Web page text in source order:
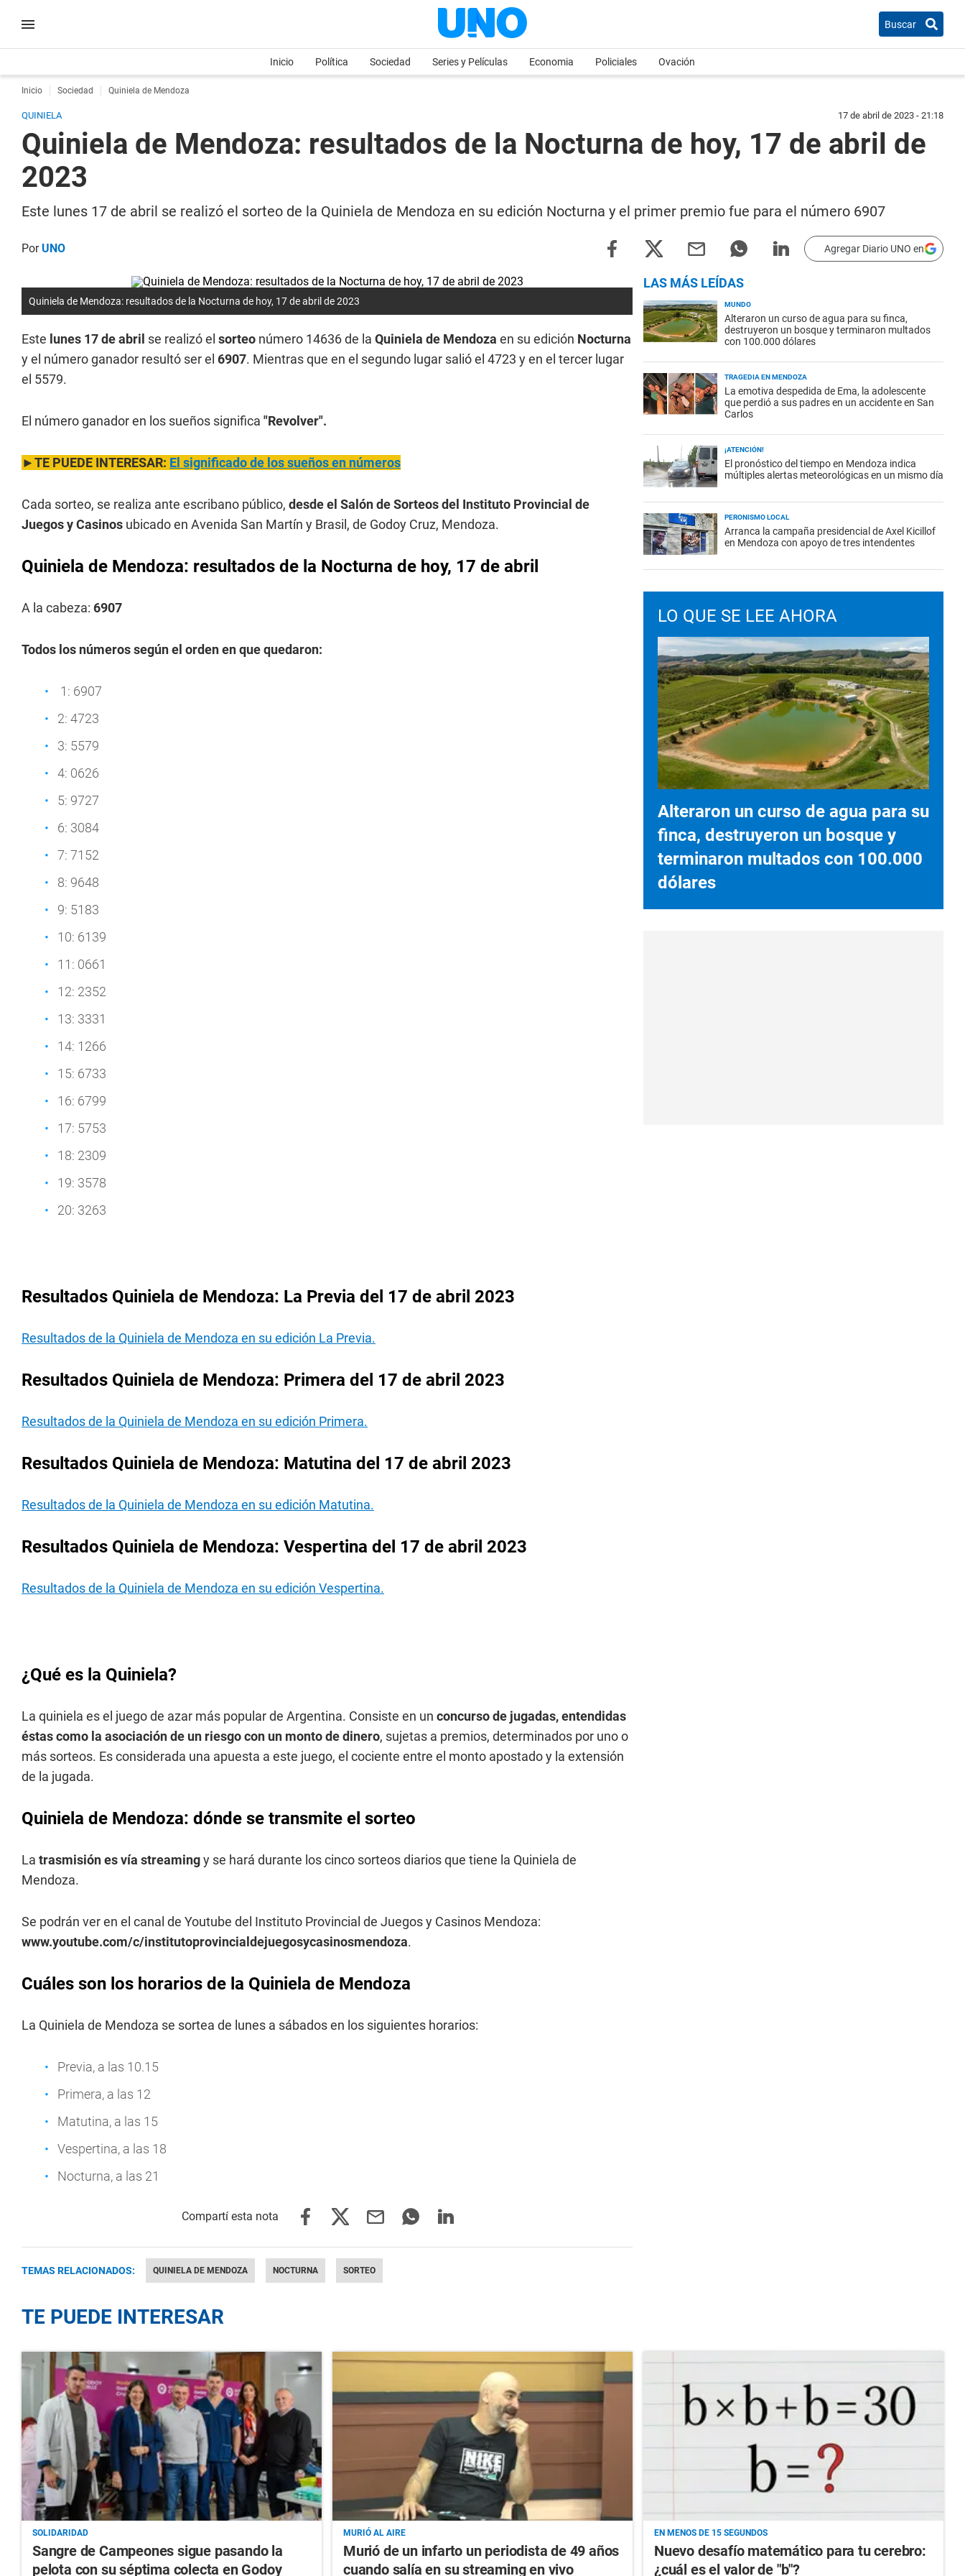
Buscar
Inicio Política Sociedad Series y Películas Economia Policiales Ovación
Inicio Sociedad Quiniela de Mendoza
QUINIELA 17 de abril de 2023 - 21:18
Quiniela de Mendoza: resultados de la Nocturna de hoy, 17 de abril de
2023
Este lunes 17 de abril se realizó el sorteo de la Quiniela de Mendoza en su edición Nocturna y el primer premio fue para el número 6907
PorUNO Agregar Diario UNO en
Quiniela de Mendoza: resultados de la Nocturna de hoy, 17 de abril de 2023
Este lunes 17 de abril se realizó el sorteo número 14636 de la Quiniela de Mendoza en su edición Nocturna
y el número ganador resultó ser el 6907. Mientras que en el segundo lugar salió el 4723 y en el tercer lugar
el 5579.
El número ganador en los sueños significa "Revolver".
►TE PUEDE INTERESAR: El significado de los sueños en números
Cada sorteo, se realiza ante escribano público, desde el Salón de Sorteos del Instituto Provincial de
Juegos y Casinos ubicado en Avenida San Martín y Brasil, de Godoy Cruz, Mendoza.
Quiniela de Mendoza: resultados de la Nocturna de hoy, 17 de abril
A la cabeza: 6907
Todos los números según el orden en que quedaron:
1: 6907
2: 4723
3: 5579
4: 0626
5: 9727
6: 3084
7: 7152
8: 9648
9: 5183
10: 6139
11: 0661
12: 2352
13: 3331
14: 1266
15: 6733
16: 6799
17: 5753
18: 2309
19: 3578
20: 3263
Resultados Quiniela de Mendoza: La Previa del 17 de abril 2023
Resultados de la Quiniela de Mendoza en su edición La Previa.
Resultados Quiniela de Mendoza: Primera del 17 de abril 2023
Resultados de la Quiniela de Mendoza en su edición Primera.
Resultados Quiniela de Mendoza: Matutina del 17 de abril 2023
Resultados de la Quiniela de Mendoza en su edición Matutina.
Resultados Quiniela de Mendoza: Vespertina del 17 de abril 2023
Resultados de la Quiniela de Mendoza en su edición Vespertina.
¿Qué es la Quiniela?
La quiniela es el juego de azar más popular de Argentina. Consiste en un concurso de jugadas, entendidas
éstas como la asociación de un riesgo con un monto de dinero, sujetas a premios, determinados por uno o
más sorteos. Es considerada una apuesta a este juego, el cociente entre el monto apostado y la extensión
de la jugada.
Quiniela de Mendoza: dónde se transmite el sorteo
La trasmisión es vía streamingy se hará durante los cinco sorteos diarios que tiene la Quiniela de
Mendoza.
Se podrán ver en el canal de Youtube del Instituto Provincial de Juegos y Casinos Mendoza:
www.youtube.com/c/institutoprovincialdejuegosycasinosmendoza.
Cuáles son los horarios de la Quiniela de Mendoza
La Quiniela de Mendoza se sortea de lunes a sábados en los siguientes horarios:
Previa, a las 10.15
Primera, a las 12
Matutina, a las 15
Vespertina, a las 18
Nocturna, a las 21
TEMAS RELACIONADOS: QUINIELA DE MENDOZA NOCTURNA SORTEO
LAS MÁS LEÍDAS
MUNDO
Alteraron un curso de agua para su finca,
destruyeron un bosque y terminaron multados
con 100.000 dólares
TRAGEDIA EN MENDOZA
La emotiva despedida de Ema, la adolescente
que perdió a sus padres en un accidente en San
Carlos
¡ATENCIÓN!
El pronóstico del tiempo en Mendoza indica
múltiples alertas meteorológicas en un mismo día
PERONISMO LOCAL
Arranca la campaña presidencial de Axel Kicillof
en Mendoza con apoyo de tres intendentes
LO QUE SE LEE AHORA
Alteraron un curso de agua para su
finca, destruyeron un bosque y
terminaron multados con 100.000
dólares
TE PUEDE INTERESAR
SOLIDARIDAD
Sangre de Campeones sigue pasando la
pelota con su séptima colecta en Godoy
MURIÓ AL AIRE
Murió de un infarto un periodista de 49 años
cuando salía en su streaming en vivo
EN MENOS DE 15 SEGUNDOS
Nuevo desafío matemático para tu cerebro:
¿cuál es el valor de "b"?